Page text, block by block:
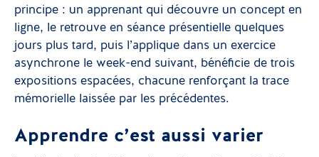
principe : un apprenant qui découvre un concept en
ligne, le retrouve en séance présentielle quelques
jours plus tard, puis l’applique dans un exercice
asynchrone le week-end suivant, bénéficie de trois
expositions espacées, chacune renforçant la trace
mémorielle laissée par les précédentes.
Apprendre c’est aussi varier